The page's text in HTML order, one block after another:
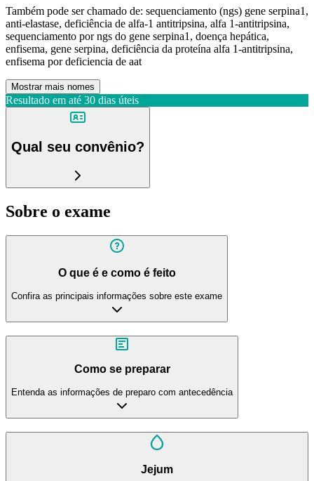
Também pode ser chamado de: sequenciamento (ngs) gene serpina1,
anti-elastase, deficiência de alfa-1 antitripsina, alfa 1-antitripsina,
sequenciamento por ngs do gene serpina1, doença hepática,
enfisema, gene serpina, deficiência da proteína alfa 1-antitripsina,
enfisema por deficiencia de aat
Mostrar mais nomes
Resultado em até 30 dias úteis
Qual seu convênio?
Sobre o exame
O que é e como é feito
Confira as principais informações sobre este exame
Como se preparar
Entenda as informações de preparo com antecedência
Jejum